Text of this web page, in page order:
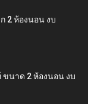
2 ห้องนอน งบ
นาด 2 ห้องนอน งบ